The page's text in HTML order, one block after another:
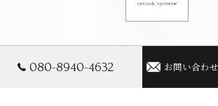
080-8940-4632 お問い合わせ
© 2026 滋賀県近江八幡のアイラッシュサロンな